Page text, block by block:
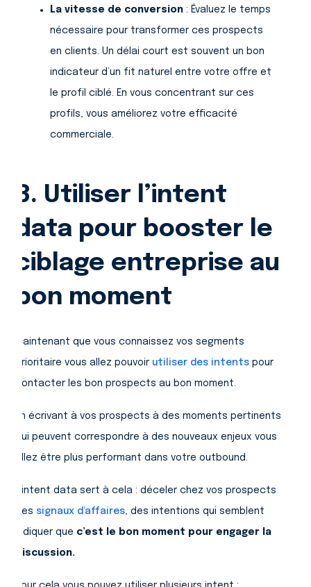
La vitesse de conversion : Évaluez le temps
nécessaire pour transformer ces prospects
en clients. Un délai court est souvent un bon
indicateur d’un fit naturel entre votre offre et
le profil ciblé. En vous concentrant sur ces
profils, vous améliorez votre efficacité
commerciale.
3. Utiliser l’intent
data pour booster le
ciblage entreprise au
bon moment
Maintenant que vous connaissez vos segments
prioritaire vous allez pouvoir utiliser des intentspour
contacter les bon prospects au bon moment.
En écrivant à vos prospects à des moments pertinents
qui peuvent correspondre à des nouveaux enjeux vous
allez être plus performant dans votre outbound.
L’intent data sert à cela : déceler chez vos prospects
des signaux d’affaires , des intentions qui semblent
indiquer que c’est le bon moment pour engager la
discussion.